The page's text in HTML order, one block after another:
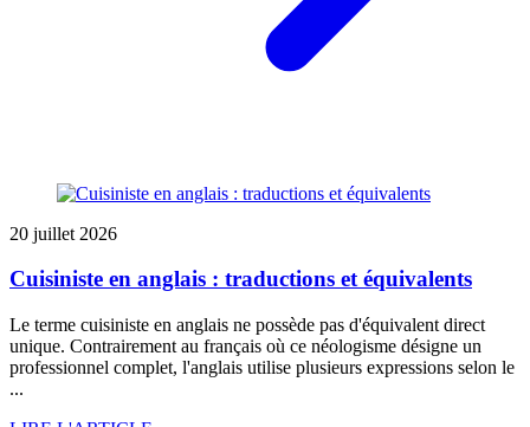
20 juillet 2026
Cuisiniste en anglais : traductions et équivalents
Le terme cuisiniste en anglais ne possède pas d'équivalent direct
unique. Contrairement au français où ce néologisme désigne un
professionnel complet, l'anglais utilise plusieurs expressions selon le
...